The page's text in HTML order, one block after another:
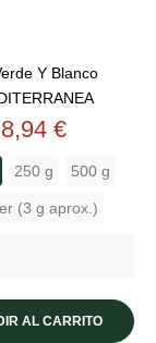
Y Blanco
Precio
8,94 €
250 g 500 g
(3 g aprox.)
AL CARRITO